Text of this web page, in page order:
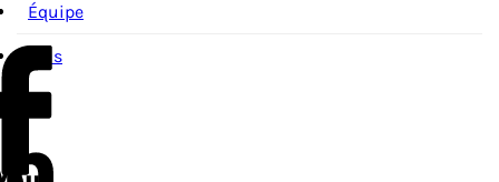
Équipe
Plus